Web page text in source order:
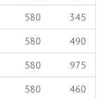
580
345
580
490
580
975
580
460